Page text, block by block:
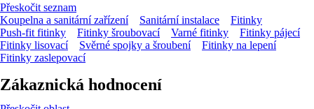
Přeskočit seznam
Koupelna a sanitární zařízení
Sanitární instalace
Fitinky
Push-fit fitinky
Fitinky šroubovací Varné fitinky
Fitinky pájecí
Fitinky lisovací
Svěrné spojky a šroubení
Fitinky na lepení
Fitinky zaslepovací
Zákaznická hodnocení